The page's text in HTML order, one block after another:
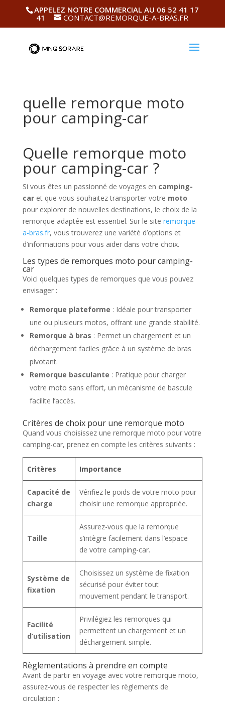
APPELEZ NOTRE COMMERCIAL AU 06 52 41 17
41
CONTACT@REMORQUE-A-BRAS.FR
quelle remorque moto
pour camping-car
Quelle remorque moto
pour camping-car ?
Si vous êtes un passionné de voyages en camping-
caret que vous souhaitez transporter votre moto
pour explorer de nouvelles destinations, le choix de la
remorque adaptée est essentiel. Sur le site remorque-
a-bras.fr, vous trouverez une variété d’options et
d’informations pour vous aider dans votre choix.
Les types de remorques moto pour camping-
car
Voici quelques types de remorques que vous pouvez
envisager :
Remorque plateforme : Idéale pour transporter
une ou plusieurs motos, offrant une grande stabilité.
Remorque à bras : Permet un chargement et un
déchargement faciles grâce à un système de bras
pivotant.
Remorque basculante : Pratique pour charger
votre moto sans effort, un mécanisme de bascule
facilite l’accès.
Critères de choix pour une remorque moto
Quand vous choisissez une remorque moto pour votre
camping-car, prenez en compte les critères suivants :
Critères Importance
Capacité de
charge
Vérifiez le poids de votre moto pour
choisir une remorque appropriée.
Taille
Assurez-vous que la remorque
s’intègre facilement dans l’espace
de votre camping-car.
Système de
fixation
Choisissez un système de fixation
sécurisé pour éviter tout
mouvement pendant le transport.
Facilité
d’utilisation
Privilégiez les remorques qui
permettent un chargement et un
déchargement simple.
Règlementations à prendre en compte
Avant de partir en voyage avec votre remorque moto,
assurez-vous de respecter les règlements de
circulation :